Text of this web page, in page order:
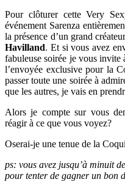
Pour clôturer cette Very
événement Sarenza
la présence d’un grand
Havilland. Et si vous avez
fabuleuse soirée je vous invite
l’envoyée exclusive pour la
passer toute une soirée à
que les autres, je vais en
Alors je compte sur vous
réagir à ce que vous voyez?
Oserai-je une tenue de la
ps: vous avez jusqu’à minuit
pour tenter de gagner un bon